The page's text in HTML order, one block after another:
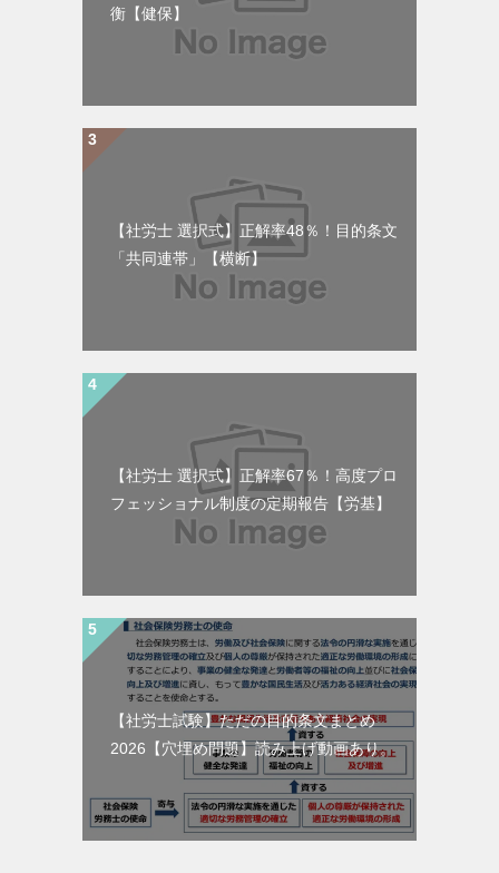
衡【健保】
【社労士 選択式】正解率48％！目的条文
「共同連帯」【横断】
【社労士 選択式】正解率67％！高度プロ
フェッショナル制度の定期報告【労基】
【社労士試験】ただの目的条文まとめ
2026【穴埋め問題】読み上げ動画あり。